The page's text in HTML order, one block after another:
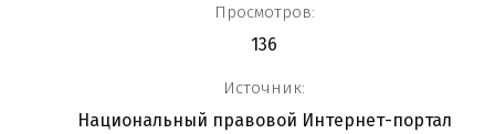
Просмотров:
136
Источник:
Национальный правовой Интернет-портал